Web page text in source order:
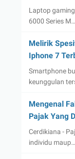
Laptop
6000 Series M…
Melirik
Iphone 7
Smartphone
keunggulan
Mengenal
Pajak Yang
Cerdikiana -
individu maup…